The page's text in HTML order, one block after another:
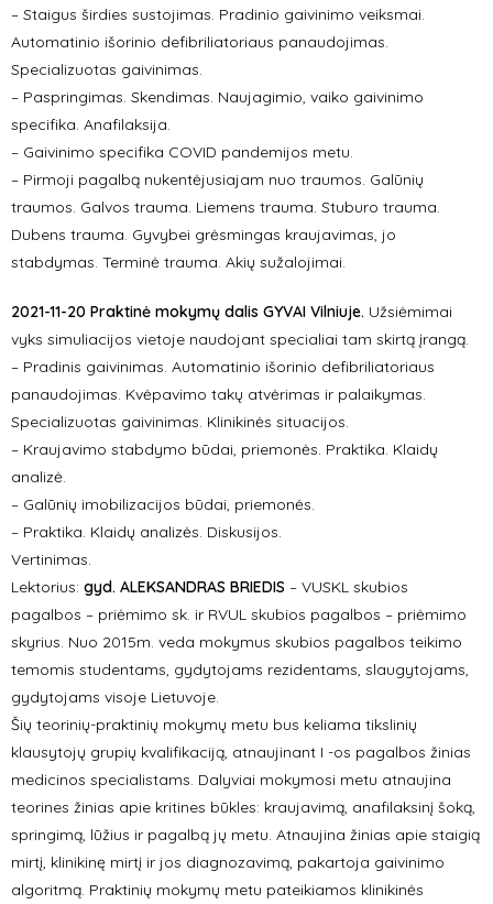
– Staigus širdies sustojimas. Pradinio gaivinimo veiksmai.
Automatinio išorinio defibriliatoriaus panaudojimas.
Specializuotas gaivinimas.
– Paspringimas. Skendimas. Naujagimio, vaiko gaivinimo
specifika. Anafilaksija.
– Gaivinimo specifika COVID pandemijos metu.
– Pirmoji pagalbą nukentėjusiajam nuo traumos. Galūnių
traumos. Galvos trauma. Liemens trauma. Stuburo trauma.
Dubens trauma. Gyvybei grėsmingas kraujavimas, jo
stabdymas. Terminė trauma. Akių sužalojimai.
2021-11-20 Praktinė mokymų dalis GYVAI Vilniuje. Užsiėmimai
vyks simuliacijos vietoje naudojant specialiai tam skirtą įrangą.
– Pradinis gaivinimas. Automatinio išorinio defibriliatoriaus
panaudojimas. Kvėpavimo takų atvėrimas ir palaikymas.
Specializuotas gaivinimas. Klinikinės situacijos.
– Kraujavimo stabdymo būdai, priemonės. Praktika. Klaidų
analizė.
– Galūnių imobilizacijos būdai, priemonės.
– Praktika. Klaidų analizės. Diskusijos.
Vertinimas.
Lektorius: gyd. ALEKSANDRAS BRIEDIS – VUSKL skubios
pagalbos – priėmimo sk. ir RVUL skubios pagalbos – priėmimo
skyrius. Nuo 2015m. veda mokymus skubios pagalbos teikimo
temomis studentams, gydytojams rezidentams, slaugytojams,
gydytojams visoje Lietuvoje.
Šių teorinių-praktinių mokymų metu bus keliama tikslinių
klausytojų grupių kvalifikaciją, atnaujinant I -os pagalbos žinias
medicinos specialistams. Dalyviai mokymosi metu atnaujina
teorines žinias apie kritines būkles: kraujavimą, anafilaksinį šoką,
springimą, lūžius ir pagalbą jų metu. Atnaujina žinias apie staigią
mirtį, klinikinę mirtį ir jos diagnozavimą, pakartoja gaivinimo
algoritmą. Praktinių mokymų metu pateikiamos klinikinės